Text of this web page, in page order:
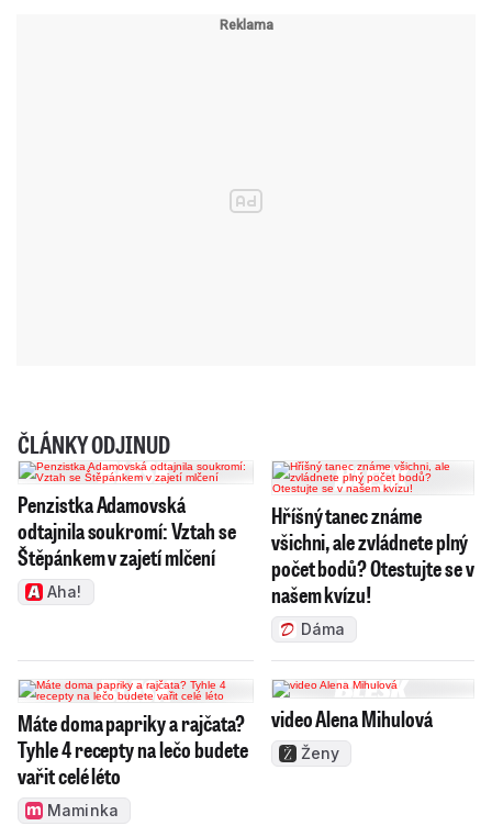
ČLÁNKY ODJINUD
Penzistka Adamovská
odtajnila soukromí: Vztah se
Štěpánkem v zajetí mlčení
Aha!
Hříšný tanec známe
všichni, ale zvládnete plný
počet bodů? Otestujte se v
našem kvízu!
Dáma
Máte doma papriky a rajčata?
Tyhle 4 recepty na lečo budete
vařit celé léto
Maminka
video Alena Mihulová
Ženy